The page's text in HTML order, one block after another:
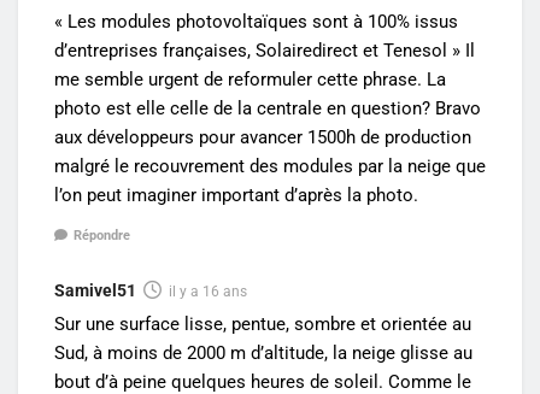
« Les modules photovoltaïques sont à 100% issus
d’entreprises françaises, Solairedirect et Tenesol » Il
me semble urgent de reformuler cette phrase. La
photo est elle celle de la centrale en question? Bravo
aux développeurs pour avancer 1500h de production
malgré le recouvrement des modules par la neige que
l’on peut imaginer important d’après la photo.
Répondre
Samivel51 il y a 16 ans
Sur une surface lisse, pentue, sombre et orientée au
Sud, à moins de 2000 m d’altitude, la neige glisse au
bout d’à peine quelques heures de soleil. Comme le